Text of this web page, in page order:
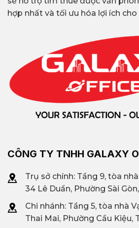
hợp nhất và tối ưu hóa lợi ích
CÔNG TY TNHH GALAXY
Trụ sở chính: Tầng 9, tòa
34 Lê Duẩn, Phường Sài
Chi nhánh: Tầng 5, tòa nhà
Thai Mai, Phường Cầu Kiệu,